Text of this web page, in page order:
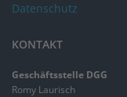
Datenschutz
KONTAKT
Geschäftsstelle DGG
Romy Laurisch